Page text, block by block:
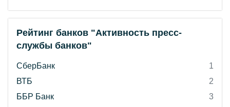
Рейтинг банков "Активность пресс-
службы банков"
СберБанк
1
ВТБ
2
ББР Банк
3